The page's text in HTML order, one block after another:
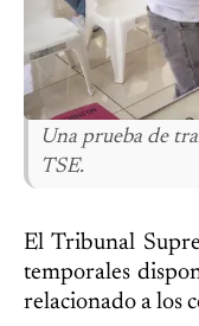
Una prueba de
TSE.
El Tribunal
temporales
relacionado a los